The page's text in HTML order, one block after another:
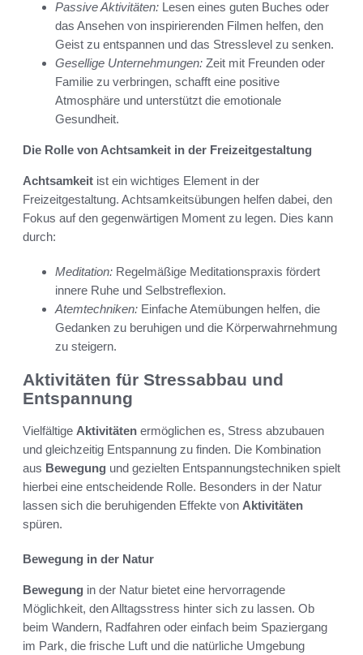
Passive Aktivitäten: Lesen eines guten Buches oder
das Ansehen von inspirierenden Filmen helfen, den
Geist zu entspannen und das Stresslevel zu senken.
Gesellige Unternehmungen: Zeit mit Freunden oder
Familie zu verbringen, schafft eine positive
Atmosphäre und unterstützt die emotionale
Gesundheit.
Die Rolle von Achtsamkeit in der Freizeitgestaltung
Achtsamkeit ist ein wichtiges Element in der
Freizeitgestaltung. Achtsamkeitsübungen helfen dabei, den
Fokus auf den gegenwärtigen Moment zu legen. Dies kann
durch:
Meditation: Regelmäßige Meditationspraxis fördert
innere Ruhe und Selbstreflexion.
Atemtechniken: Einfache Atemübungen helfen, die
Gedanken zu beruhigen und die Körperwahrnehmung
zu steigern.
Aktivitäten für Stressabbau und
Entspannung
Vielfältige Aktivitäten ermöglichen es, Stress abzubauen
und gleichzeitig Entspannung zu finden. Die Kombination
aus Bewegung und gezielten Entspannungstechniken spielt
hierbei eine entscheidende Rolle. Besonders in der Natur
lassen sich die beruhigenden Effekte von Aktivitäten
spüren.
Bewegung in der Natur
Bewegung in der Natur bietet eine hervorragende
Möglichkeit, den Alltagsstress hinter sich zu lassen. Ob
beim Wandern, Radfahren oder einfach beim Spaziergang
im Park, die frische Luft und die natürliche Umgebung